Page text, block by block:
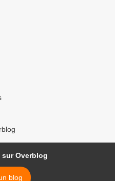
Overblog
blog